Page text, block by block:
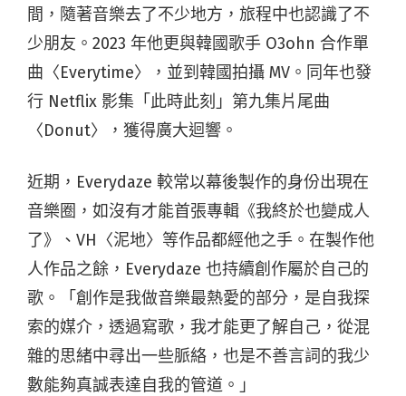
間，隨著音樂去了不少地方，旅程中也認識了不
少朋友。 2023 年他更與韓國歌手 O3ohn 合作單
曲〈Everytime〉，並到韓國拍攝 MV 。同年也發
行 Netflix 影集「此時此刻」第九集片尾曲
〈Donut〉，獲得廣大迴響。
近期， Everydaze 較常以幕後製作的身份出現在
音樂圈，如沒有才能首張專輯 《我終於也變成人
了》
、VH〈泥地〉等作品都經他之手。在製作他
人作品之餘， Everydaze 也持續創作屬於自己的
歌。「創作是我做音樂最熱愛的部分，是自我探
索的媒介，透過寫歌，我才能更了解自己，從混
雜的思緒中尋出一些脈絡，也是不善言詞的我少
數能夠真誠表達自我的管道。」